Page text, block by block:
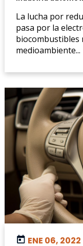
La lucha por
pasa por la
biocombustibles
medioambiente...
ENE 06, 2022